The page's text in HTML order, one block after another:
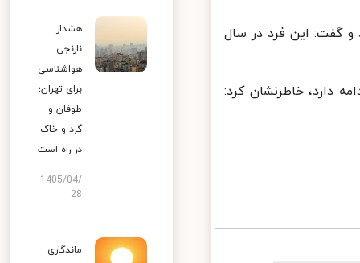
گفت: این فرد در سال
دارد، خاطرنشان کرد:
هشدار
نارنجی
هواشناسی
برای تهران؛
طوفان و
گرد و خاک
در راه است
1405/04/
28
ماندگاری